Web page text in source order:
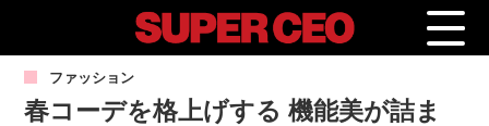
ファッション
春コーデを格上げする 機能美が詰ま